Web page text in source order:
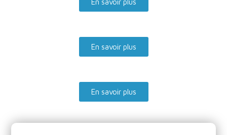
En savoir plus
En savoir plus
En savoir plus